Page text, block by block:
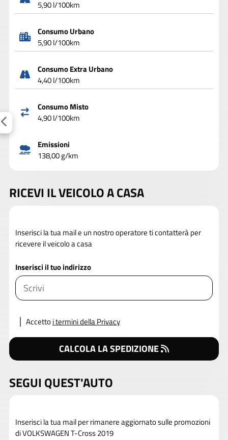
5,90 l/100km
Consumo Urbano
5,90 l/100km
Consumo Extra Urbano
4,40 l/100km
Consumo Misto
4,90 l/100km
Emissioni
138,00 g/km
RICEVI IL VEICOLO A CASA
Inserisci la tua mail e un nostro operatore ti contatterà per
ricevere il veicolo a casa
Inserisci il tuo indirizzo
Accettoi termini della Privacy
CALCOLA LA SPEDIZIONE
SEGUI QUEST'AUTO
Inserisci la tua mail per rimanere aggiornato sulle promozioni
di VOLKSWAGEN T-Cross 2019